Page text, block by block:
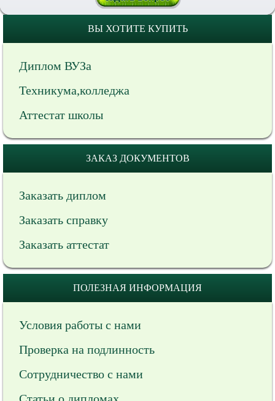
ВЫ ХОТИТЕ КУПИТЬ
Диплом ВУЗа
Техникума,колледжа
Аттестат школы
ЗАКАЗ ДОКУМЕНТОВ
Заказать диплом
Заказать справку
Заказать аттестат
ПОЛЕЗНАЯ ИНФОРМАЦИЯ
Условия работы с нами
Проверка на подлинность
Сотрудничество с нами